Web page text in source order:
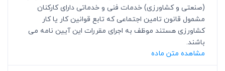
(صنعتی و کشاورزی) خدمات فنی و خدماتی دارای کارکنان
مشمول قانون تامین اجتماعی که تابع قوانین کار یا کار
کشاورزی هستند موظف به اجرای مقررات این آیین نامه می
باشند.
مشاهده متن ماده